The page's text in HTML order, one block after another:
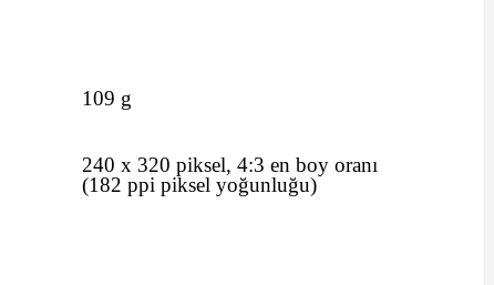
109 g
240 x 320 piksel, 4:3 en boy oranı
(182 ppi piksel yoğunluğu)